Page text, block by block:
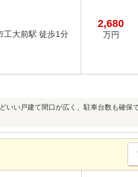
工大前駅 徒歩1分
2,680
万円
いい戸建て間口が広く、駐車台数も確